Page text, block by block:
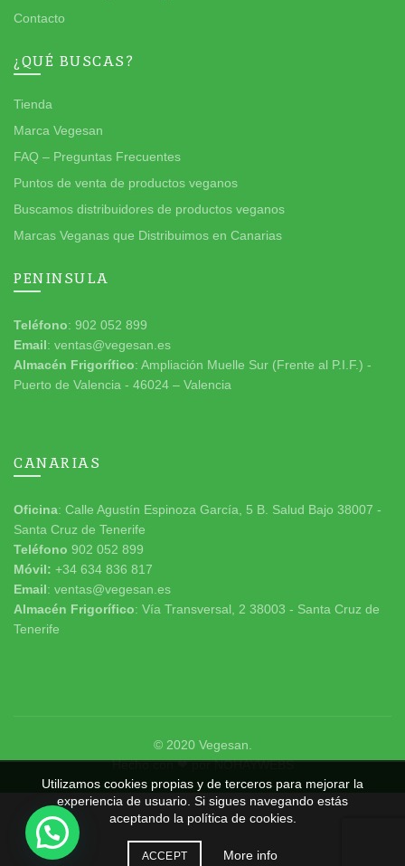
Contacto
¿QUÉ BUSCAS?
Tienda
Marca Vegesan
FAQ – Preguntas Frecuentes
Puntos de venta de productos veganos
Buscamos distribuidores de productos veganos
Marcas Veganas que Distribuimos en Canarias
PENINSULA
Teléfono: 902 052 899
Email: ventas@vegesan.es
Almacén Frigorífico: Ampliación Muelle Sur (Frente al P.I.F.) -
Puerto de Valencia - 46024 – Valencia
CANARIAS
Oficina: Calle Agustín Espinoza García, 5 B. Salud Bajo 38007 -
Santa Cruz de Tenerife
Teléfono 902 052 899
Móvil: +34 634 836 817
Email: ventas@vegesan.es
Almacén Frigorífico: Vía Transversal, 2 38003 - Santa Cruz de
Tenerife
© 2020 Vegesan
Hecho con ❤ porNOHAYWEBS
Utilizamos cookies propias y de terceros para mejorar la
experiencia de usuario. Si sigues navegando estás
aceptando la política de cookies.
ACCEPT More info